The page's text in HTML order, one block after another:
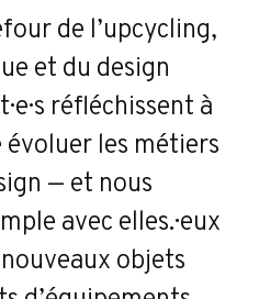
de l’upcycling,
et du design
réfléchissent à
les métiers
— et nous
avec elles.·eux
objets